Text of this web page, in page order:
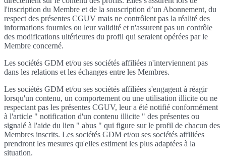
l'inscription du Membre et de la souscription d’un Abonnement, du
respect des présentes CGUV mais ne contrôlent pas la réalité des
informations fournies ou leur validité et n'assurent pas un contrôle
des modifications ultérieures du profil qui seraient opérées par le
Membre concerné.
Les sociétés GDM et/ou ses sociétés affiliées n'interviennent pas
dans les relations et les échanges entre les Membres.
Les sociétés GDM et/ou ses sociétés affiliées s'engagent à réagir
lorsqu'un contenu, un comportement ou une utilisation illicite ou ne
respectant pas les présentes CGUV, leur a été notifié conformément
à l'article " notification d'un contenu illicite " des présentes ou
signalé à l'aide du lien " abus " qui figure sur le profil de chacun des
Membres inscrits. Les sociétés GDM et/ou ses sociétés affiliées
prendront les mesures qu'elles estiment les plus adaptées à la
situation.